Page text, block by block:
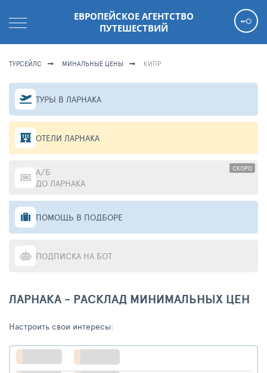
ЕВРОПЕЙСКОЕ АГЕНТСТВО
ПУТЕШЕСТВИЙ
ТУРСЕЙЛС МИНАЛЬНЫЕ ЦЕНЫ КИПР
ТУРЫ В ЛАРНАКА
ОТЕЛИ ЛАРНАКА
СКОРО
А/Б
ДО ЛАРНАКА
ПОМОЩЬ В ПОДБОРЕ
ПОДПИСКА НА БОТ
ЛАРНАКА - РАСКЛАД МИНИМАЛЬНЫХ ЦЕН
Настроить свои интересы: